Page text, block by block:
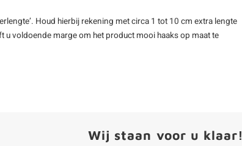
Houd hierbij rekening met circa 1 tot 10 cm extra lengte
u voldoende marge om het product mooi haaks op maat te
Wij staan voor u klaar!